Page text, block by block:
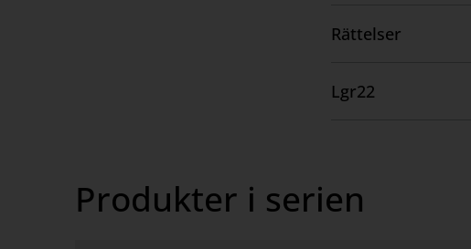
Rättelser
Visa
Lgr22
Visa
Produkter i serien